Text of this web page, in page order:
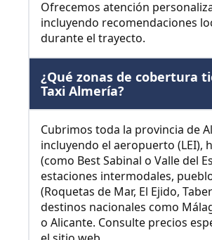
Ofrecemos atención
incluyendo recomendaciones
durante el trayecto.
¿Qué zonas de cobertura
Taxi Almería?
Cubrimos toda la provincia de
incluyendo el aeropuerto (LEI),
(como Best Sabinal o Valle del
estaciones intermodales,
(Roquetas de Mar, El Ejido,
destinos nacionales como
o Alicante. Consulte precios